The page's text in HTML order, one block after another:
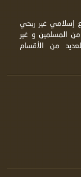
إسلامي غير ربحي
المسلمين و غير
من الأقسام